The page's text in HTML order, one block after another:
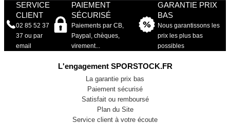
SERVICE
CLIENT
02 85 52 37
37 ou par
email
PAIEMENT
SÉCURISÉ
Paiements par CB,
Paypal, chèques,
virement...
GARANTIE PRIX
BAS
Nous garantissons les
prix les plus bas
possibles
L'engagement SPORSTOCK.FR
La garantie prix bas
Paiement sécurisé
Satisfait ou remboursé
Plan du Site
Service client à votre écoute